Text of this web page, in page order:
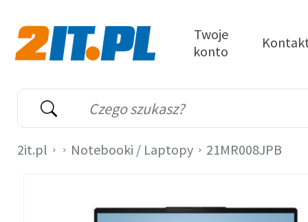
Wyszukiwarka
Słowo kluczowe
Twoje
konto
2it.pl Notebooki / Laptopy 21MR008JPB